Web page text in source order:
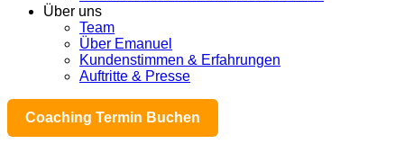
Über uns
Team
Über Emanuel
Kundenstimmen & Erfahrungen
Auftritte & Presse
Coaching Termin Buchen